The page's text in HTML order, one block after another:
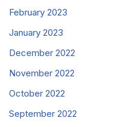
February 2023
January 2023
December 2022
November 2022
October 2022
September 2022